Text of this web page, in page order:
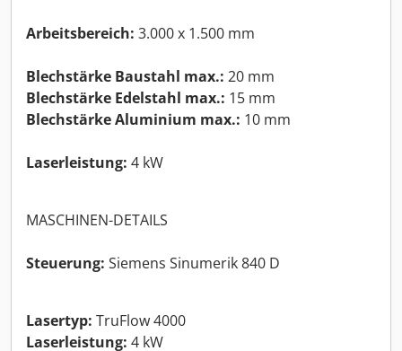
Arbeitsbereich: 3.000 x 1.500 mm
Blechstärke Baustahl max.: 20 mm
Blechstärke Edelstahl max.: 15 mm
Blechstärke Aluminium max.: 10 mm
Laserleistung: 4 kW
MASCHINEN-DETAILS
Steuerung: Siemens Sinumerik 840 D
Lasertyp: TruFlow 4000
Laserleistung: 4 kW